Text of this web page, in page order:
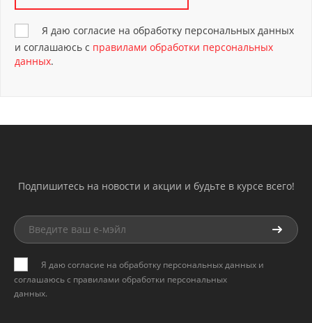
Я даю согласие на обработку персональных данных
и соглашаюсь с правилами обработки персональных
данных.
Подпишитесь на новости и акции и будьте в курсе всего!
Я даю согласие на обработку персональных данных и
соглашаюсь с правилами обработки персональных
данных.